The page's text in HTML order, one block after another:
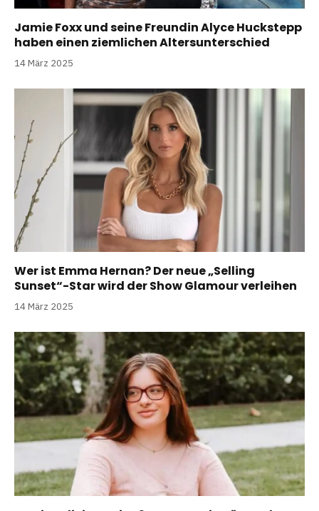
Jamie Foxx und seine Freundin Alyce Huckstepp
haben einen ziemlichen Altersunterschied
14 März 2025
Wer ist Emma Hernan? Der neue „Selling
Sunset“-Star wird der Show Glamour verleihen
14 März 2025